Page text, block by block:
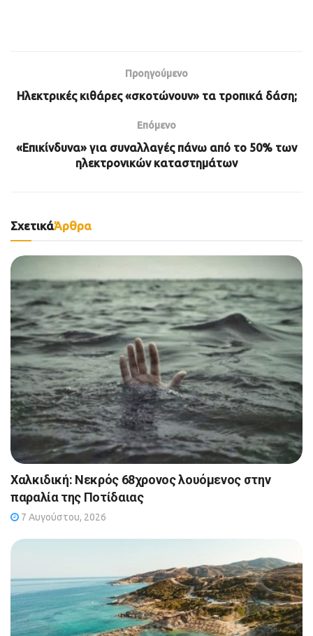
Προηγούμενο
Ηλεκτρικές κιθάρες «σκοτώνουν» τα τροπικά δάση;
Επόμενο
«Επικίνδυνα» για συναλλαγές πάνω από το 50% των
ηλεκτρονικών καταστημάτων
ΣχετικάΆρθρα
Χαλκιδική: Νεκρός 68χρονος λουόμενος στην
παραλία της Ποτίδαιας
7 Αυγούστου, 2026